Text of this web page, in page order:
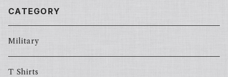
CATEGORY
Military
T Shirts